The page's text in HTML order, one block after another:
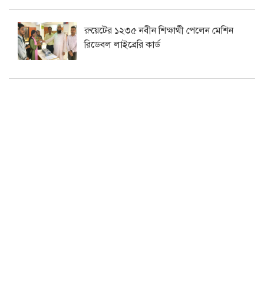
রুয়েটের ১২৩৫ নবীন শিক্ষার্থী পেলেন মেশিন
রিডেবল লাইব্রেরি কার্ড